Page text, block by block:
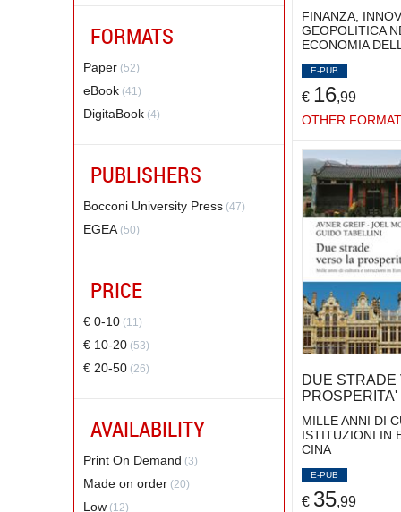
DE GEORGIO ANDREA
DELLA GATTA ENRICO
DI PIPPO SIMONA
FRAPPI CARLO
GARIBOV AZAD(2)
GIUSTI SERENA(2)
GRAZIANO MANLIO
HAMAUI RONY
KALANTZAKOS SOPHIA
LEONARD MARK
LOCATELLI ANDREA
MAHBUBANI KISHORE
MARSILI CARLO (2)
MASTO RAFFAELE
FORMATS
Paper (52)
eBook (41)
DigitaBook (4)
PUBLISHERS
Bocconi University Press (47)
EGEA (50)
PRICE
€ 0-10 (11)
€ 10-20 (53)
€ 20-50 (26)
AVAILABILITY
Print On Demand (3)
Made on order (20)
Low (12)
FINANZA,
GEOPOLITICA
ECONOMIA
E-PUB
€ 16,99
OTHER
DUE STRADE
PROSPERITA'
MILLE ANNI DI
ISTITUZIONI IN
CINA
E-PUB
€ 35,99